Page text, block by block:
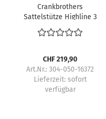
Crankbrothers
Sattelstütze Highline 3
CHF 219,90
Art.Nr.: 304-050-16372
Lieferzeit: sofort
verfügbar